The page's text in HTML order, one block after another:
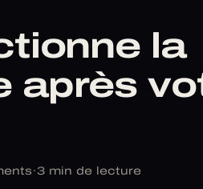
la
après
·3 min de lecture